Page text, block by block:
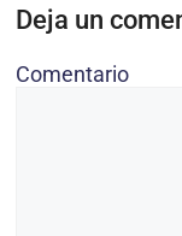
Deja un
Comentario